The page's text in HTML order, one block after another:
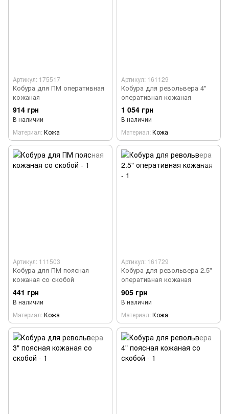
Артикул: 175517
Кобура для ПМ оперативная
кожаная
914 грн
В наличии
Материал Кожа
Артикул: 161129
Кобура для револьвера 4"
оперативная кожаная
1 054 грн
В наличии
Материал Кожа
Артикул: 111503
Кобура для ПМ поясная
кожаная со скобой
441 грн
В наличии
Материал Кожа
Артикул: 161729
Кобура для револьвера 2.5"
оперативная кожаная
905 грн
В наличии
Материал Кожа